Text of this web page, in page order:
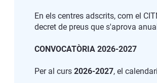
En els centres adscrits, com el
decret de preus que s'aprova
CONVOCATÒRIA 2026-2027
Per al curs 2026-2027, el